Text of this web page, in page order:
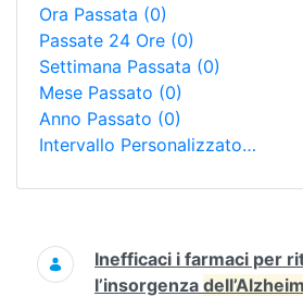
Ora Passata (0)
Passate 24 Ore (0)
Settimana Passata (0)
Mese Passato (0)
Anno Passato (0)
Intervallo Personalizzato…
Ricerca
Inefficaci i farmaci per
l’insorgenza